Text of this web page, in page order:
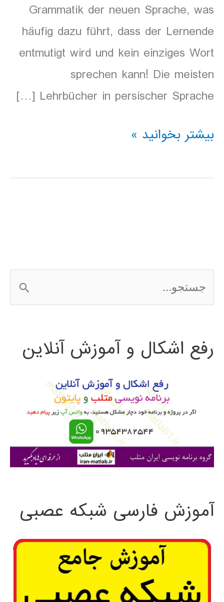
Grammatik der neuen Sprache, was
häufig dazu führt, dass der Lernende
entmutigt wird und kein einziges Wort
sprechen kann! Die meisten
Lehrbücher in persischer Sprache […]
Hörbuch
Erlernen
بیشتر بخوانید »
س
ج
ی
رفع اشکال و آموزش آنلاین
آموزش فارسی شبکه عصبی